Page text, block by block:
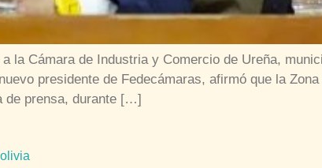
la Cámara de Industria y Comercio de Ureña,
presidente de Fedecámaras, afirmó que la
de prensa, durante […]